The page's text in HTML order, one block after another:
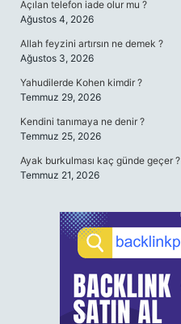
Açılan telefon iade olur mu ?
Ağustos 4, 2026
Allah feyzini artırsın ne demek ?
Ağustos 3, 2026
Yahudilerde Kohen kimdir ?
Temmuz 29, 2026
Kendini tanımaya ne denir ?
Temmuz 25, 2026
Ayak burkulması kaç günde geçer ?
Temmuz 21, 2026